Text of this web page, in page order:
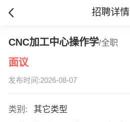
招聘详情
CNC加工中心操作学/全职
面议
发布时间:2026-08-07
类别:
其它类型